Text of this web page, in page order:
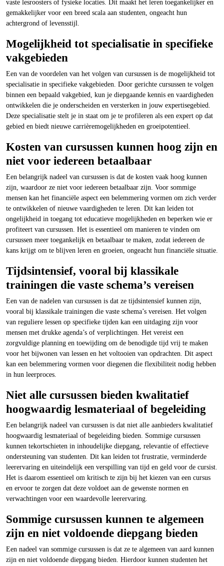
vaste lesroosters of fysieke locaties. Dit maakt het leren toegankelijker en
gemakkelijker voor een breed scala aan studenten, ongeacht hun
achtergrond of levensstijl.
Mogelijkheid tot specialisatie in specifieke
vakgebieden
Een van de voordelen van het volgen van cursussen is de mogelijkheid tot
specialisatie in specifieke vakgebieden. Door gerichte cursussen te volgen
binnen een bepaald vakgebied, kun je diepgaande kennis en vaardigheden
ontwikkelen die je onderscheiden en versterken in jouw expertisegebied.
Deze specialisatie stelt je in staat om je te profileren als een expert op dat
gebied en biedt nieuwe carrièremogelijkheden en groeipotentieel.
Kosten van cursussen kunnen hoog zijn en
niet voor iedereen betaalbaar
Een belangrijk nadeel van cursussen is dat de kosten vaak hoog kunnen
zijn, waardoor ze niet voor iedereen betaalbaar zijn. Voor sommige
mensen kan het financiële aspect een belemmering vormen om zich verder
te ontwikkelen of nieuwe vaardigheden te leren. Dit kan leiden tot
ongelijkheid in toegang tot educatieve mogelijkheden en beperken wie er
profiteert van cursussen. Het is essentieel om manieren te vinden om
cursussen meer toegankelijk en betaalbaar te maken, zodat iedereen de
kans krijgt om te blijven leren en groeien, ongeacht hun financiële situatie.
Tijdsintensief, vooral bij klassikale
trainingen die vaste schema’s vereisen
Een van de nadelen van cursussen is dat ze tijdsintensief kunnen zijn,
vooral bij klassikale trainingen die vaste schema’s vereisen. Het volgen
van reguliere lessen op specifieke tijden kan een uitdaging zijn voor
mensen met drukke agenda’s of verplichtingen. Het vereist een
zorgvuldige planning en toewijding om de benodigde tijd vrij te maken
voor het bijwonen van lessen en het voltooien van opdrachten. Dit aspect
kan een belemmering vormen voor diegenen die flexibiliteit nodig hebben
in hun leerproces.
Niet alle cursussen bieden kwalitatief
hoogwaardig lesmateriaal of begeleiding
Een belangrijk nadeel van cursussen is dat niet alle aanbieders kwalitatief
hoogwaardig lesmateriaal of begeleiding bieden. Sommige cursussen
kunnen tekortschieten in inhoudelijke diepgang, relevantie of effectieve
ondersteuning van studenten. Dit kan leiden tot frustratie, verminderde
leerervaring en uiteindelijk een verspilling van tijd en geld voor de cursist.
Het is daarom essentieel om kritisch te zijn bij het kiezen van een cursus
en ervoor te zorgen dat deze voldoet aan de gewenste normen en
verwachtingen voor een waardevolle leerervaring.
Sommige cursussen kunnen te algemeen
zijn en niet voldoende diepgang bieden
Een nadeel van sommige cursussen is dat ze te algemeen van aard kunnen
zijn en niet voldoende diepgang bieden. Hierdoor kunnen studenten het